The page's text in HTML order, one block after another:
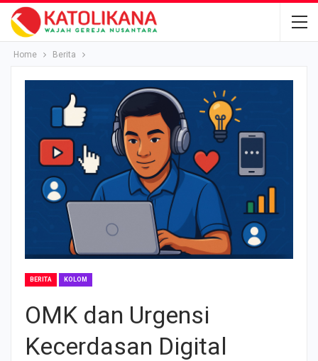
Home Berita
BERITA KOLOM
OMK dan Urgensi
Kecerdasan Digital